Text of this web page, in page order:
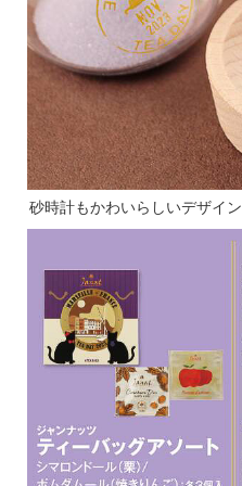
砂時計もかわいらしいデザイン